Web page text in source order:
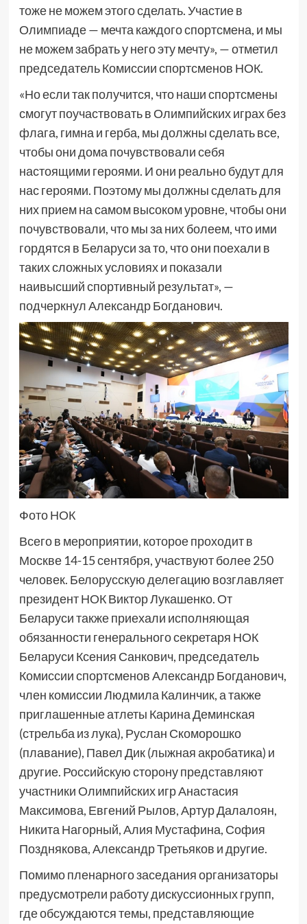
тоже не можем этого сделать. Участие в
Олимпиаде — мечта каждого спортсмена, и мы
не можем забрать у него эту мечту», — отметил
председатель Комиссии спортсменов НОК.
«Но если так получится, что наши спортсмены
смогут поучаствовать в Олимпийских играх без
флага, гимна и герба, мы должны сделать все,
чтобы они дома почувствовали себя
настоящими героями. И они реально будут для
нас героями. Поэтому мы должны сделать для
них прием на самом высоком уровне, чтобы они
почувствовали, что мы за них болеем, что ими
гордятся в Беларуси за то, что они поехали в
таких сложных условиях и показали
наивысший спортивный результат», —
подчеркнул Александр Богданович.
Фото НОК
Всего в мероприятии, которое проходит в
Москве 14-15 сентября, участвуют более 250
человек. Белорусскую делегацию возглавляет
президент НОК Виктор Лукашенко. От
Беларуси также приехали исполняющая
обязанности генерального секретаря НОК
Беларуси Ксения Санкович, председатель
Комиссии спортсменов Александр Богданович,
член комиссии Людмила Калинчик, а также
приглашенные атлеты Карина Деминская
(стрельба из лука), Руслан Скоморошко
(плавание), Павел Дик (лыжная акробатика) и
другие. Российскую сторону представляют
участники Олимпийских игр Анастасия
Максимова, Евгений Рылов, Артур Далалоян,
Никита Нагорный, Алия Мустафина, София
Позднякова, Александр Третьяков и другие.
Помимо пленарного заседания организаторы
предусмотрели работу дискуссионных групп,
где обсуждаются темы, представляющие